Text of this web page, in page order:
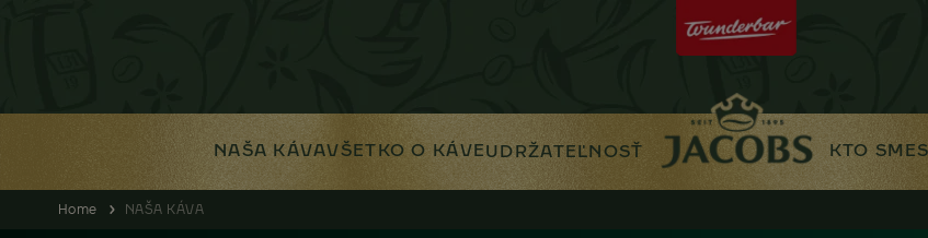
NAŠA KÁVAVŠETKO O KÁVEUDRŽATEĽNOSŤ KTO SME
Home NAŠA KÁVA